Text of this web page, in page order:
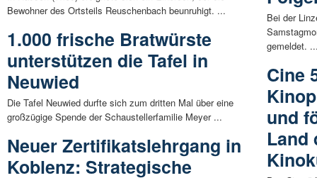
Bewohner des Ortsteils Reuschenbach beunruhigt. ...
1.000 frische Bratwürste
unterstützen die Tafel in
Neuwied
Die Tafel Neuwied durfte sich zum dritten Mal über eine
großzügige Spende der Schaustellerfamilie Meyer ...
Neuer Zertifikatslehrgang in
Koblenz: Strategische
Bei der
gemeldet.
Cine
und
Land